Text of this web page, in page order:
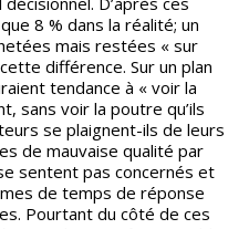
8 % dans la réalité; un
mais restées « sur
différence. Sur un plan
tendance à « voir la
sans voir la poutre qu’ils
se plaignent-ils de leurs
de mauvaise qualité par
sentent pas concernés et
de temps de réponse
Pourtant du côté de ces